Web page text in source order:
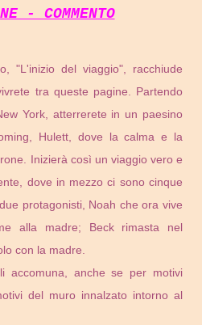
- COMMENTO
"L'inizio del viaggio", racchiude
tra queste pagine. Partendo
York, atterrerete in un paesino
Hulett, dove la calma e la
Inizierà così un viaggio vero e
dove in mezzo ci sono cinque
protagonisti, Noah che ora vive
alla madre; Beck rimasta nel
con la madre.
accomuna, anche se per motivi
del muro innalzato intorno al